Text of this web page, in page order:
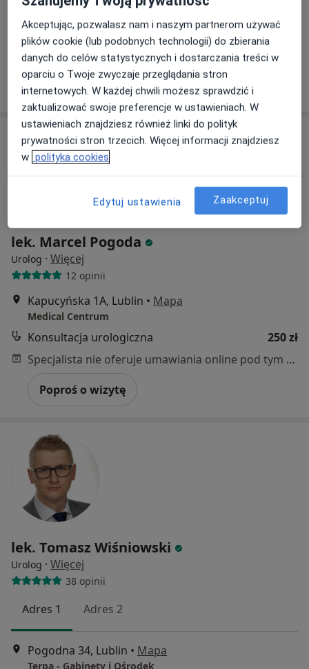
Konsultacja urologiczna
250 zł
Poproś o wizytę
lek. Marcel Pogoda
Urolog · Więcej
12 opinii
Kapucyńska 1A, Lublin • Mapa
Medical Centrum
Konsultacja urologiczna
250 zł
Specjalista nie oferuje umawiania online pod tym adresem.
Poproś o wizytę
lek. Tomasz Wiśniowski
Urolog · Więcej
38 opinii
Adres 1 Adres 2
Pogodna 34, Lublin • Mapa
Terpa - Gabinety i Ośrodek
Akceptując, pozwalasz nam i naszym partnerom używać
plików cookie (lub podobnych technologii) do zbierania
danych do celów statystycznych i dostarczania treści w
oparciu o Twoje zwyczaje przeglądania stron
internetowych. W każdej chwili możesz sprawdzić i
zaktualizować swoje preferencje w ustawieniach. W
ustawieniach znajdziesz również linki do polityk
prywatności stron trzecich. Więcej informacji znajdziesz
w polityka cookies
Edytuj ustawienia Zaakceptuj